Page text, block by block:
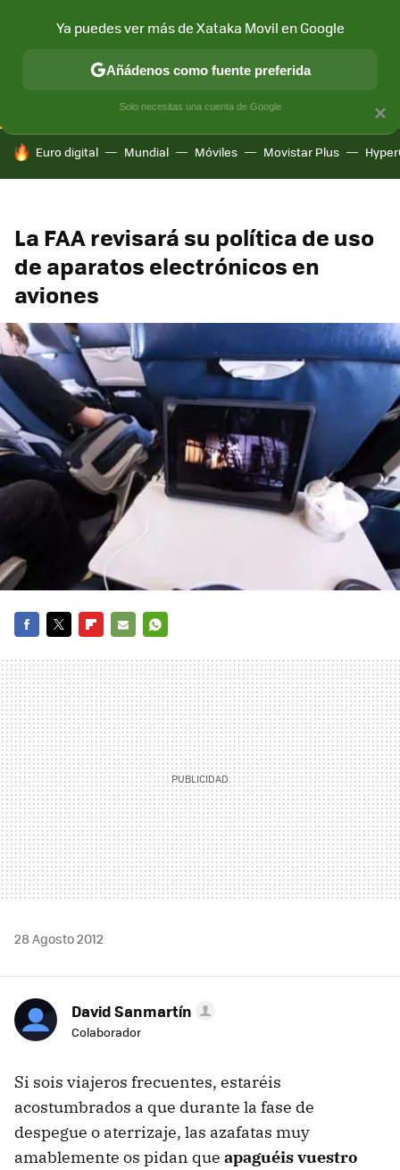
CONECTIVIDAD MÓVIL Y SOCIEDAD APLICACIONES
HOY SE HABLA DE
Euro digital Mundial Móviles Movistar Plus
La FAA revisará su política de uso
de aparatos electrónicos en
aviones
MAIL
28 Agosto 2012
David Sanmartín
Colaborador
Si sois viajeros frecuentes, estaréis
acostumbrados a que durante la fase de
despegue o aterrizaje, las azafatas muy
amablemente os pidan que apaguéis vuestro
×
Ya puedes ver más de Xataka Movil en Google
Añádenos como fuente preferida
Solo necesitas una cuenta de Google